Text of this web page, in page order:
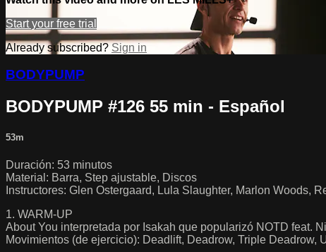
Start your free trial
Already subscribed? Sign in
BODYPUMP
BODYPUMP #126 55 min - Español
53m
Duración: 53 minutos
Material: Barra, Step ajustable, Discos
Instructores: Glen Ostergaard, Lula Slaughter, Marlon Woods,
1. WARM-UP
About You interpretada por Isakah que popularizó NOTD feat.
Movimientos (de ejercicio): Deadlift, Deadrow, Triple